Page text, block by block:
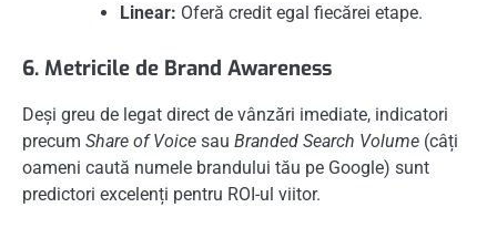
Linear: Oferă credit egal fiecărei etape.
6. Metricile de Brand Awareness
Deși greu de legat direct de vânzări imediate, indicatori
precum Share of Voice sau Branded Search Volume (câți
oameni caută numele brandului tău pe Google) sunt
predictori excelenți pentru ROI-ul viitor.